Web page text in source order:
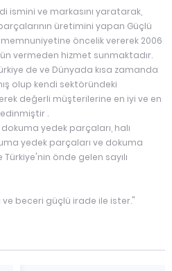
ismini ve markasını yaratarak,
üretimini yapan Güçlü
öncelik vererek 2006
vermeden hizmet sunmaktadır.
de ve Dünyada kısa zamanda
olup kendi sektöründeki
değerli müşterilerine en iyi ve en
.
yedek parçaları, halı
yedek parçaları ve dokuma
önde gelen sayılı
ve beceri güçlü irade ile ister."